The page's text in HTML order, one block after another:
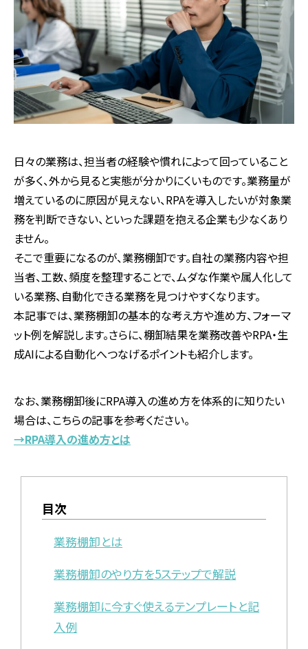
日々の業務は、担当者の経験や慣れによって回っていること
が多く、外から見ると実態が分かりにくいものです。業務量が
増えているのに原因が見えない、RPAを導入したいが対象業
務を判断できない、といった課題を抱える企業も少なくあり
ません。
そこで重要になるのが、業務棚卸です。自社の業務内容や担
当者、工数、頻度を整理することで、ムダな作業や属人化して
いる業務、自動化できる業務を見つけやすくなります。
本記事では、業務棚卸の基本的な考え方や進め方、フォーマ
ット例を解説します。さらに、棚卸結果を業務改善やRPA・生
成AIによる自動化へつなげるポイントも紹介します。
なお、業務棚卸後にRPA導入の進め方を体系的に知りたい
場合は、こちらの記事を参考ください。
→RPA導入の進め方とは
目次
業務棚卸とは
業務棚卸のやり方を5ステップで解説
業務棚卸に今すぐ使えるテンプレートと記
入例